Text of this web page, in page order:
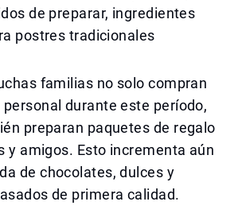
de preparar, ingredientes
postres tradicionales
familias no solo compran
durante este período,
preparan paquetes de regalo
y amigos. Esto incrementa aún
de chocolates, dulces y
de primera calidad.